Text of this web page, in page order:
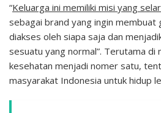
“Keluarga ini memiliki misi yang
sebagai brand yang ingin membuat
diakses oleh siapa saja dan
sesuatu yang normal”. Terutama di
kesehatan menjadi nomer satu,
masyarakat Indonesia untuk hidup